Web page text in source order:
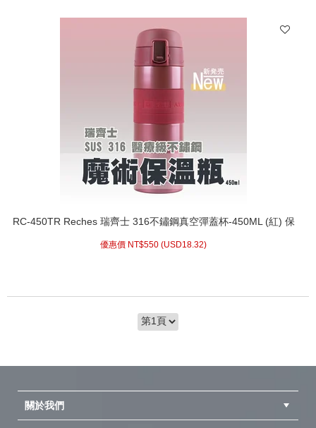
RC-450TR Reches 瑞齊士 316不鏽鋼真空彈蓋杯-450ML (紅) 保
優惠價 NT$550 (USD18.32)
關於我們